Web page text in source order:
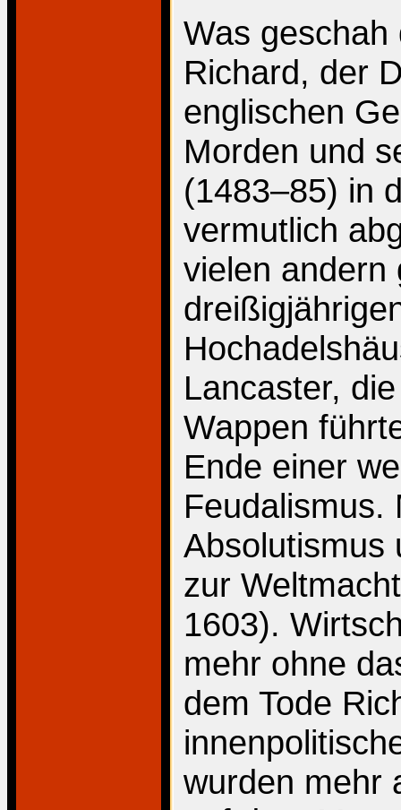
Was geschah
Richard, der
englischen
Morden und
(1483–85) in
vermutlich
vielen andern
Lancaster,
Wappen
Ende einer
Feudalismus.
Absolutismus
zur
1603).
mehr ohne
dem Tode
wurden mehr